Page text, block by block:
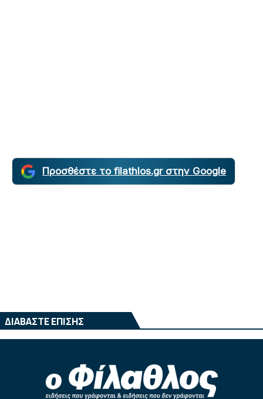
Προσθέστε το filathlos.gr στην Google
ΔΙΑΒΑΣΤΕ ΕΠΙΣΗΣ